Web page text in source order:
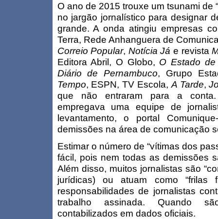
O ano de 2015 trouxe um tsunami de
no jargão jornalístico para designar
grande. A onda atingiu empresas
Terra, Rede Anhanguera de
Correio Popular, Notícia Já e revista
Editora Abril, O Globo, O Estado de
Diário de Pernambuco, Grupo
Tempo, ESPN, TV Escola, A Tarde,
que não entraram para a
empregava uma equipe de
levantamento, o portal
demissões na área de comunicação
Estimar o número de “vítimas dos
fácil, pois nem todas as demissões
Além disso, muitos jornalistas são
jurídicas) ou atuam como “frilas
responsabilidades de jornalistas
trabalho assinada. Quando
contabilizados em dados oficiais.